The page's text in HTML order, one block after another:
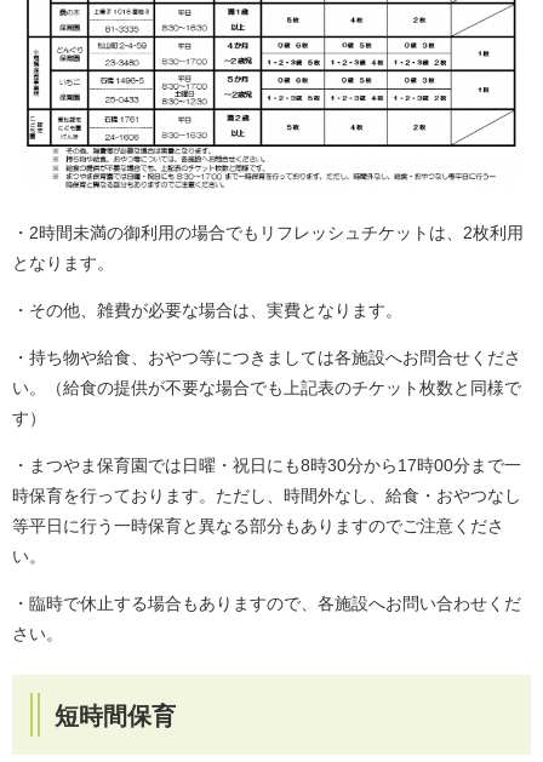
・2時間未満の御利用の場合でもリフレッシュチケットは、2枚利用
となります。
・その他、雑費が必要な場合は、実費となります。
・持ち物や給食、おやつ等につきましては各施設へお問合せくださ
い。（給食の提供が不要な場合でも上記表のチケット枚数と同様で
す）
・まつやま保育園では日曜・祝日にも8時30分から17時00分まで一
時保育を行っております。ただし、時間外なし、給食・おやつなし
等平日に行う一時保育と異なる部分もありますのでご注意くださ
い。
・臨時で休止する場合もありますので、各施設へお問い合わせくだ
さい。
短時間保育